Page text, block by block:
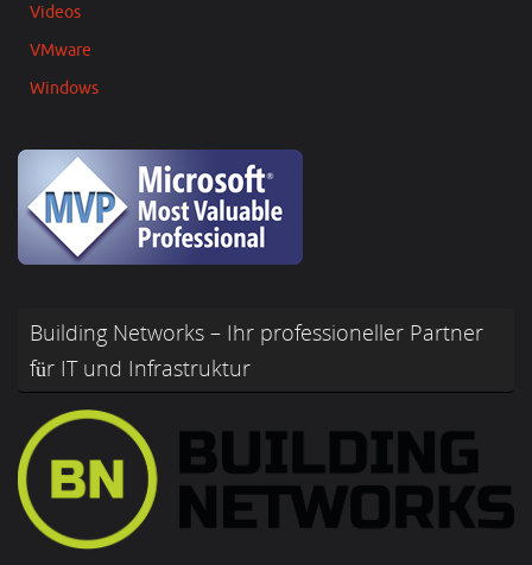
Videos
VMware
Windows
Building Networks – Ihr professioneller Partner
für IT und Infrastruktur